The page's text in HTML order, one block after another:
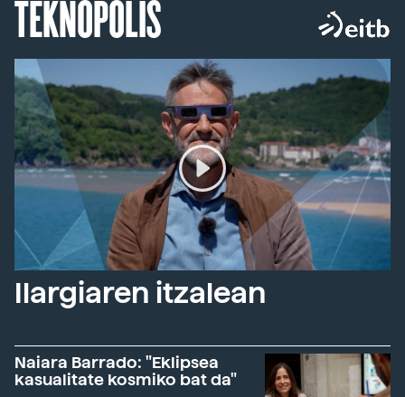
TEKNOPOLIS
Ilargiaren itzalean
Naiara Barrado: "Eklipsea
kasualitate kosmiko bat da"